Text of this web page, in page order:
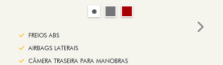
FREIOS ABS
AIRBAGS LATERAIS
CÂMERA TRASEIRA PARA MANOBRAS
Next